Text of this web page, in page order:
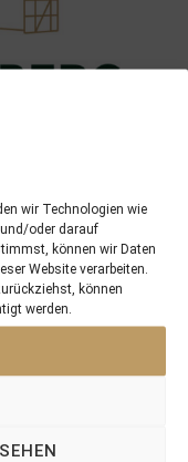
wir Technologien wie
oder darauf
können wir Daten
Website verarbeiten.
können
werden.